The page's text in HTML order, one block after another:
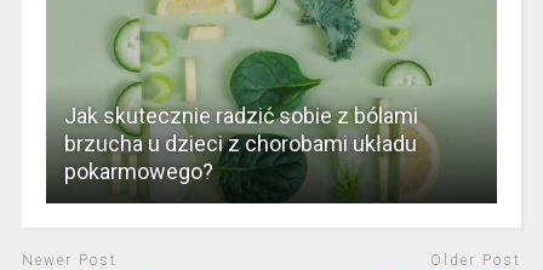
Jak skutecznie radzić sobie z bólami
brzucha u dzieci z chorobami układu
pokarmowego?
Newer Post Older Post